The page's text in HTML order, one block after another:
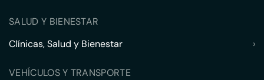
SALUD Y BIENESTAR
Clínicas, Salud y Bienestar
›
VEHÍCULOS Y TRANSPORTE